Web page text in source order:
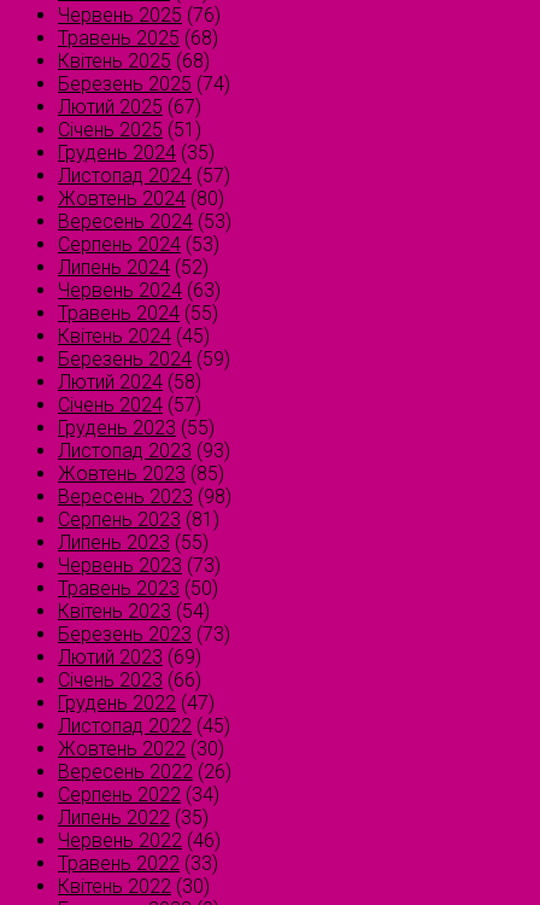
Червень 2025 (76)
Травень 2025 (68)
Квітень 2025 (68)
Березень 2025 (74)
Лютий 2025 (67)
Січень 2025 (51)
Грудень 2024 (35)
Листопад 2024 (57)
Жовтень 2024 (80)
Вересень 2024 (53)
Серпень 2024 (53)
Липень 2024 (52)
Червень 2024 (63)
Травень 2024 (55)
Квітень 2024 (45)
Березень 2024 (59)
Лютий 2024 (58)
Січень 2024 (57)
Грудень 2023 (55)
Листопад 2023 (93)
Жовтень 2023 (85)
Вересень 2023 (98)
Серпень 2023 (81)
Липень 2023 (55)
Червень 2023 (73)
Травень 2023 (50)
Квітень 2023 (54)
Березень 2023 (73)
Лютий 2023 (69)
Січень 2023 (66)
Грудень 2022 (47)
Листопад 2022 (45)
Жовтень 2022 (30)
Вересень 2022 (26)
Серпень 2022 (34)
Липень 2022 (35)
Червень 2022 (46)
Травень 2022 (33)
Квітень 2022 (30)